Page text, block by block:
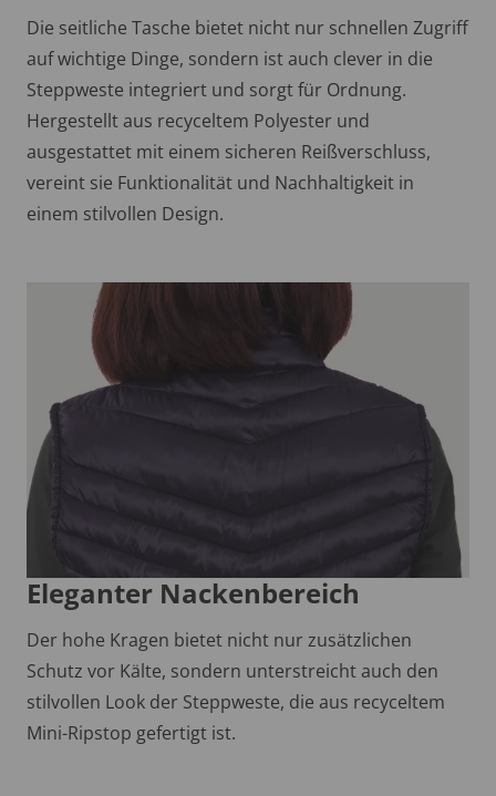
Die seitliche Tasche bietet nicht nur schnellen Zugriff
auf wichtige Dinge, sondern ist auch clever in die
Steppweste integriert und sorgt für Ordnung.
Hergestellt aus recyceltem Polyester und
ausgestattet mit einem sicheren Reißverschluss,
vereint sie Funktionalität und Nachhaltigkeit in
einem stilvollen Design.
Eleganter Nackenbereich
Der hohe Kragen bietet nicht nur zusätzlichen
Schutz vor Kälte, sondern unterstreicht auch den
stilvollen Look der Steppweste, die aus recyceltem
Mini-Ripstop gefertigt ist.